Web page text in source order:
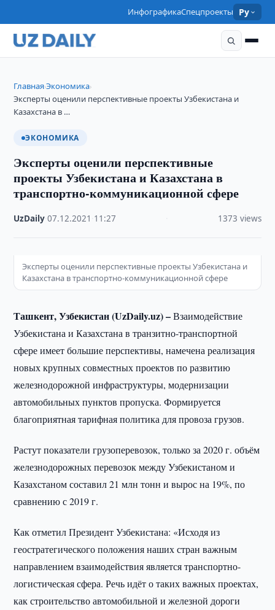
ИнфографикаСпецпроекты Ру
Главная›Экономика›
Эксперты оценили перспективные проекты Узбекистана и
Казахстана в …
ЭКОНОМИКА
Эксперты оценили перспективные
проекты Узбекистана и Казахстана в
транспортно-коммуникационной сфере
UzDaily ·07.12.2021 11:27 1373 views
Эксперты оценили перспективные проекты Узбекистана и
Казахстана в транспортно-коммуникационной сфере
Ташкент, Узбекистан (UzDaily.uz) –Взаимодействие
Узбекистана и Казахстана в транзитно-транспортной
сфере имеет большие перспективы, намечена реализация
новых крупных совместных проектов по развитию
железнодорожной инфраструктуры, модернизации
автомобильных пунктов пропуска. Формируется
благоприятная тарифная политика для провоза грузов.
Растут показатели грузоперевозок, только за 2020 г. объём
железнодорожных перевозок между Узбекистаном и
Казахстаном составил 21 млн тонн и вырос на 19%, по
сравнению с 2019 г.
Как отметил Президент Узбекистана: «Исходя из
геостратегического положения наших стран важным
направлением взаимодействия является транспортно-
логистическая сфера. Речь идёт о таких важных проектах,
как строительство автомобильной и железной дороги